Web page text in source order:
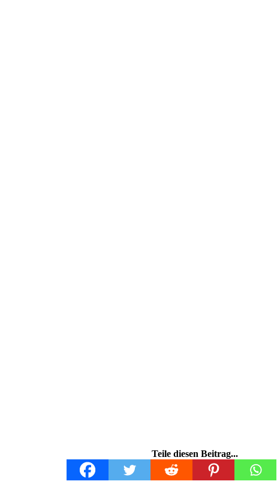
Teile diesen Beitrag...